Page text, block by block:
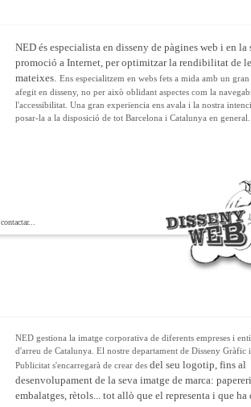
NED és especialista en disseny de pàgines web i en la
promoció a Internet, per optimitzar la rendibilitat de
mateixes. Ens especialitzem en webs fets a mida amb un
afegit en disseny, no per això oblidant aspectes com la
l'accessibilitat. Una gran experiencia ens avala i la nostra
posar-la a la disposició de tot Barcelona i Catalunya en general.
contactar...
NED gestiona la imatge corporativa de diferents empreses i
d'arreu de Catalunya. El nostre departament de Disseny Gràfic i
Publicitat s'encarregarà de crear des del seu logotip, fins al
desenvolupament de la seva imatge de marca:
embalatges, rètols... tot allò que el representa i que ha